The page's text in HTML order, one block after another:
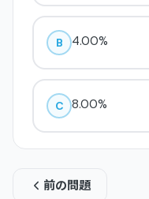
B 4.00%
C 8.00%
前の問題